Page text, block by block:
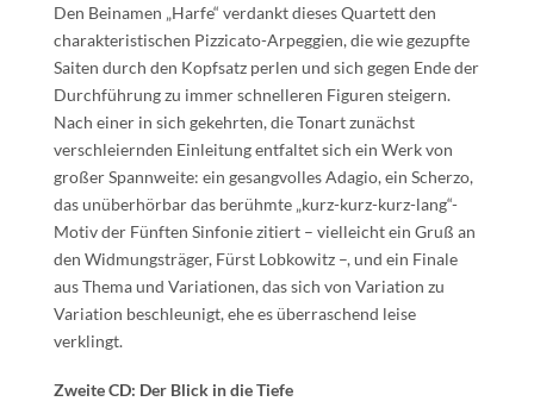
Den Beinamen „Harfe“ verdankt dieses Quartett den
charakteristischen Pizzicato-Arpeggien, die wie gezupfte
Saiten durch den Kopfsatz perlen und sich gegen Ende der
Durchführung zu immer schnelleren Figuren steigern.
Nach einer in sich gekehrten, die Tonart zunächst
verschleiernden Einleitung entfaltet sich ein Werk von
großer Spannweite: ein gesangvolles Adagio, ein Scherzo,
das unüberhörbar das berühmte „kurz-kurz-kurz-lang“-
Motiv der Fünften Sinfonie zitiert – vielleicht ein Gruß an
den Widmungsträger, Fürst Lobkowitz –, und ein Finale
aus Thema und Variationen, das sich von Variation zu
Variation beschleunigt, ehe es überraschend leise
verklingt.
Zweite CD: Der Blick in die Tiefe